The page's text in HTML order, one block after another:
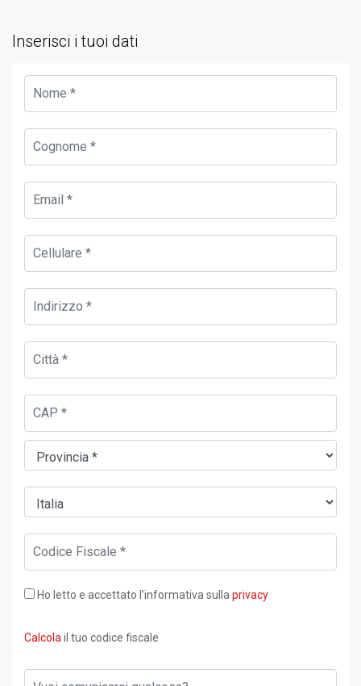
Inserisci i tuoi dati
Ho letto e accettato l’informativa sullaprivacy
Calcolail tuo codice fiscale